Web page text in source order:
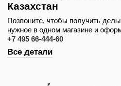
Казахстан
Позвоните, чтобы получить
нужное в одном магазине и
+7 495 66-444-60
Все детали